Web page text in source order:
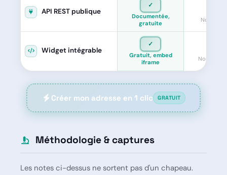
API REST publique
✓
Documentée,
gratuite
Non
Widget intégrable
✓
Gratuit, embed
iframe
Non
Créer mon adresse en 1 clic GRATUIT
Méthodologie & captures
Les notes ci-dessus ne sortent pas d'un chapeau.